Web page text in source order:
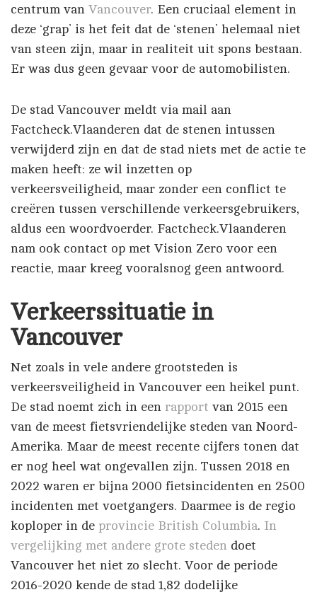
centrum van Vancouver. Een cruciaal element in
deze ‘grap’ is het feit dat de ‘stenen’ helemaal niet
van steen zijn, maar in realiteit uit spons bestaan.
Er was dus geen gevaar voor de automobilisten.
De stad Vancouver meldt via mail aan
Factcheck.Vlaanderen dat de stenen intussen
verwijderd zijn en dat de stad niets met de actie te
maken heeft: ze wil inzetten op
verkeersveiligheid, maar zonder een conflict te
creëren tussen verschillende verkeersgebruikers,
aldus een woordvoerder. Factcheck.Vlaanderen
nam ook contact op met Vision Zero voor een
reactie, maar kreeg vooralsnog geen antwoord.
Verkeerssituatie in
Vancouver
Net zoals in vele andere grootsteden is
verkeersveiligheid in Vancouver een heikel punt.
De stad noemt zich in een rapport van 2015 een
van de meest fietsvriendelijke steden van Noord-
Amerika. Maar de meest recente cijfers tonen dat
er nog heel wat ongevallen zijn. Tussen 2018 en
2022 waren er bijna 2000 fietsincidenten en 2500
incidenten met voetgangers. Daarmee is de regio
koploper in de provincie British Columbia. In
vergelijking met andere grote steden doet
Vancouver het niet zo slecht. Voor de periode
2016-2020 kende de stad 1,82 dodelijke